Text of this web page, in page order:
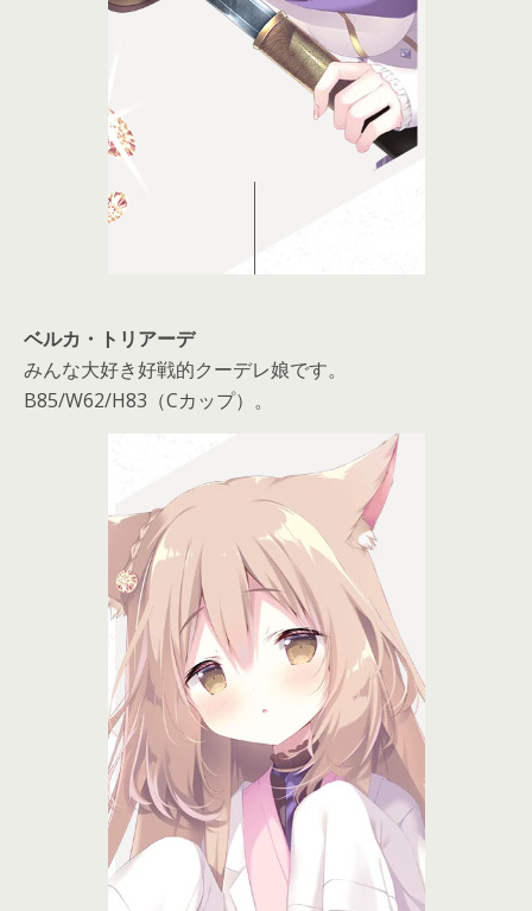
ベルカ・トリアーデ
みんな大好き好戦的クーデレ娘です。
B85/W62/H83（Cカップ）。